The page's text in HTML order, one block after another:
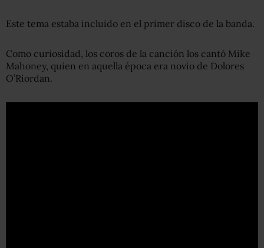
Este tema estaba incluido en el primer disco de la banda.
Como curiosidad, los coros de la canción los cantó Mike
Mahoney, quien en aquella época era novio de Dolores
O’Riordan.